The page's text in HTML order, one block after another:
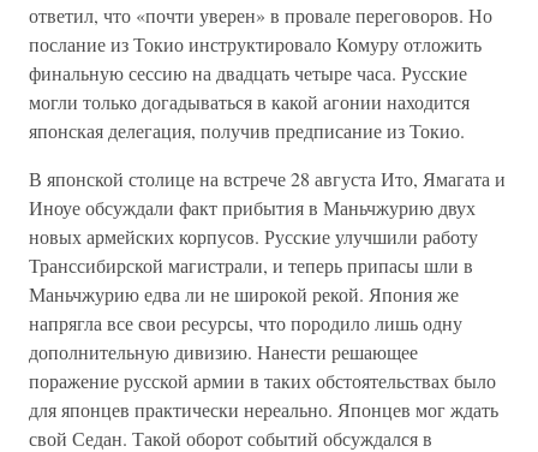
ответил, что «почти уверен» в провале переговоров. Но
послание из Токио инструктировало Комуру отложить
финальную сессию на двадцать четыре часа. Русские
могли только догадываться в какой агонии находится
японская делегация, получив предписание из Токио.
В японской столице на встрече 28 августа Ито, Ямагата и
Иноуе обсуждали факт прибытия в Маньчжурию двух
новых армейских корпусов. Русские улучшили работу
Транссибирской магистрали, и теперь припасы шли в
Маньчжурию едва ли не широкой рекой. Япония же
напрягла все свои ресурсы, что породило лишь одну
дополнительную дивизию. Нанести решающее
поражение русской армии в таких обстоятельствах было
для японцев практически нереально. Японцев мог ждать
свой Седан. Такой оборот событий обсуждался в